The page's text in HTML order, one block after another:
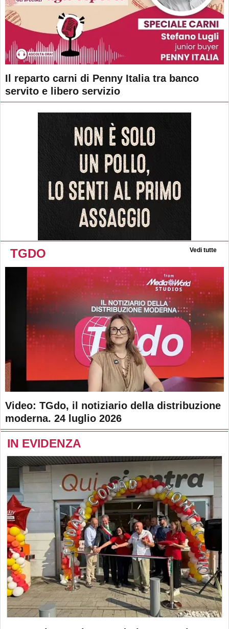
Il reparto carni di Penny Italia tra banco
servito e libero servizio
TGDO Vedi tutte
Video: TGdo, il notiziario della distribuzione
moderna. 24 luglio 2026
IN EVIDENZA